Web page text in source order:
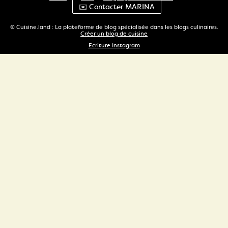
✉️ Contacter MARINA
© Cuisine.land : La plateforme de blog spécialisée dans les blogs culinaires.
Créer un blog de cuisine
Ecriture Instagram